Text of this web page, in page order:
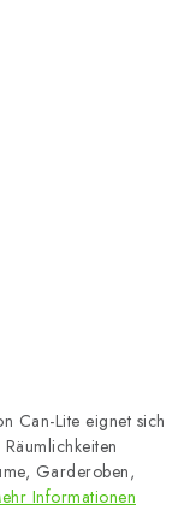
Can-Lite eignet sich
Garderoben,
Informationen